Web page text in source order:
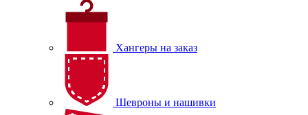
Хангеры на заказ
Шевроны и нашивки